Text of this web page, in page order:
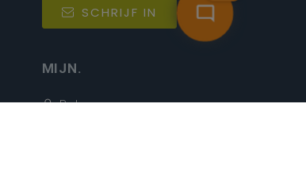
SCHRIJF IN
MIJN.
Beheer